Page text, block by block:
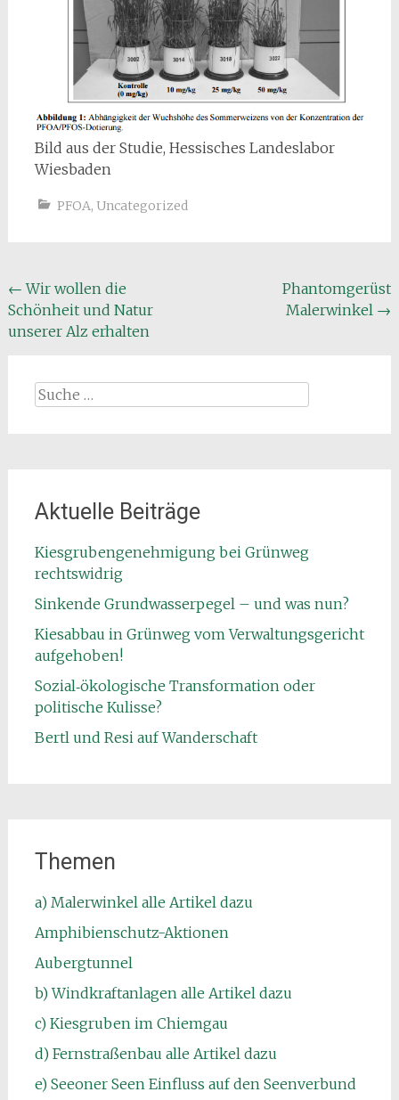
Bild aus der Studie, Hessisches Landeslabor
Wiesbaden
PFOA, Uncategorized
Beitragsnavigation
← Wir wollen die
Schönheit und Natur
unserer Alz erhalten
Phantomgerüst
Malerwinkel →
Suche
Aktuelle Beiträge
Kiesgrubengenehmigung bei Grünweg
rechtswidrig
Sinkende Grundwasserpegel – und was nun?
Kiesabbau in Grünweg vom Verwaltungsgericht
aufgehoben!
Sozial‑ökologische Transformation oder
politische Kulisse?
Bertl und Resi auf Wanderschaft
Themen
a) Malerwinkel alle Artikel dazu
Amphibienschutz-Aktionen
Aubergtunnel
b) Windkraftanlagen alle Artikel dazu
c) Kiesgruben im Chiemgau
d) Fernstraßenbau alle Artikel dazu
e) Seeoner Seen Einfluss auf den Seenverbund